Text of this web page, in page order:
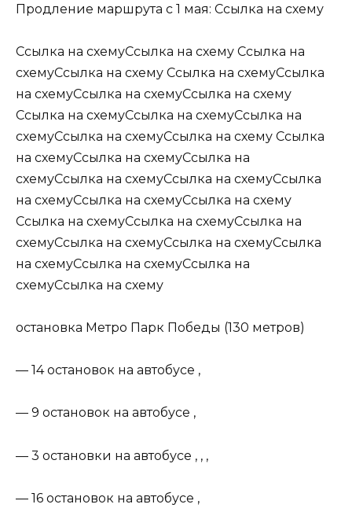
Продление маршрута с 1 мая: Ссылка на схему
Ссылка на схемуСсылка на схему Ссылка на
схемуСсылка на схему Ссылка на схемуСсылка
на схемуСсылка на схемуСсылка на схему
Ссылка на схемуСсылка на схемуСсылка на
схемуСсылка на схемуСсылка на схему Ссылка
на схемуСсылка на схемуСсылка на
схемуСсылка на схемуСсылка на схемуСсылка
на схемуСсылка на схемуСсылка на схему
Ссылка на схемуСсылка на схемуСсылка на
схемуСсылка на схемуСсылка на схемуСсылка
на схемуСсылка на схемуСсылка на
схемуСсылка на схему
остановка Метро Парк Победы (130 метров)
— 14 остановок на автобусе ,
— 9 остановок на автобусе ,
— 3 остановки на автобусе , , ,
— 16 остановок на автобусе ,